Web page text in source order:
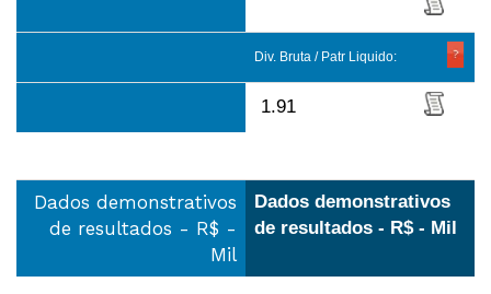
Div. Bruta / Patr Liquido:
1.91
Dados demonstrativos
de resultados - R$ -
Mil
Dados demonstrativos
de resultados - R$ - Mil